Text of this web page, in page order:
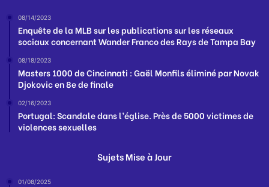
08/14/2023
Enquête de la MLB sur les publications sur les réseaux
sociaux concernant Wander Franco des Rays de Tampa Bay
08/18/2023
Masters 1000 de Cincinnati : Gaël Monfils éliminé par Novak
Djokovic en 8e de finale
02/16/2023
Portugal: Scandale dans l’église. Près de 5000 victimes de
violences sexuelles
Sujets Mise à Jour
01/08/2025